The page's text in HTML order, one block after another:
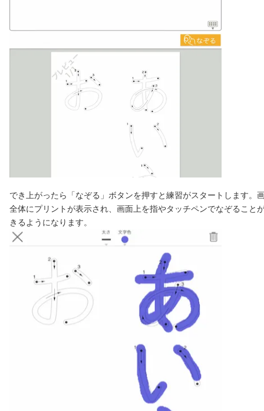
でき上がったら「なぞる」ボタンを押すと練習がスタートします。
全体にプリントが表示され、画面上を指やタッチペンでなぞること
きるようになります。